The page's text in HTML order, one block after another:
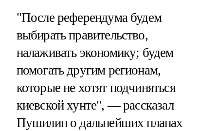
"После референдума будем
выбирать правительство,
налаживать экономику; будем
помогать другим регионам,
которые не хотят подчиняться
киевской хунте", — рассказал
Пушилин о дальнейших планах